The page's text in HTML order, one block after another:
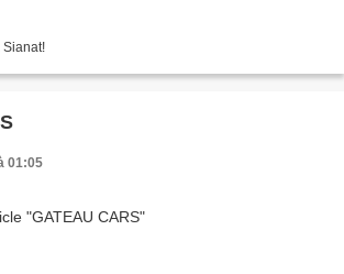
Sianat!
01:05